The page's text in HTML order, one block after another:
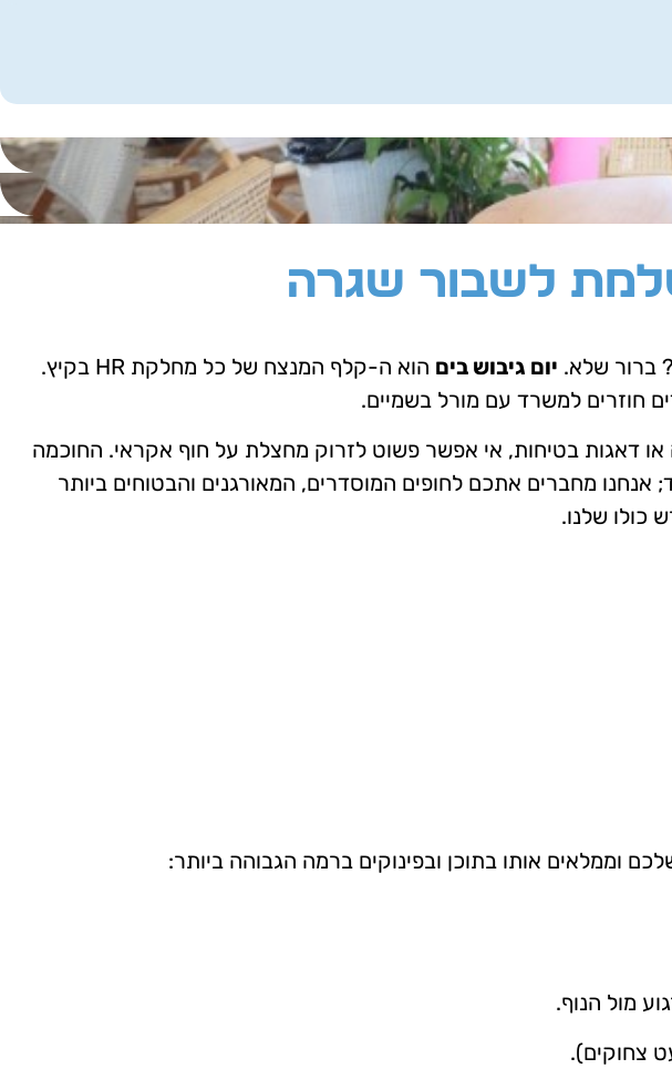
לשבור שגרה
ברור שלא. יום גיבוש בים
הוא ה-קלף המנצח של כל מחלקת HR בקיץ.
חוזרים למשרד עם מורל בשמיים.
דאגות בטיחות, אי אפשר פשוט לזרוק מחצלת על חוף אקראי. החוכמה
מחברים אתכם לחופים המוסדרים, המאורגנים והבטוחים ביותר
וממלאים אותו בתוכן ובפינוקים ברמה הגבוהה ביותר:
מול הנוף.
צחוקים).